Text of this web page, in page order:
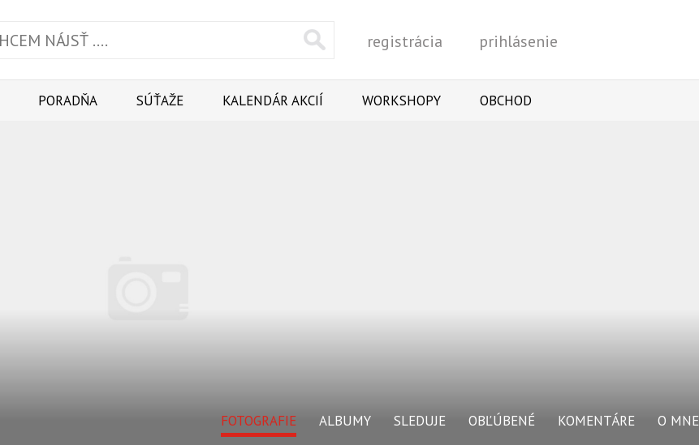
Vyhľadať
registrácia prihlásenie
PORADŇA SÚŤAŽE KALENDÁR AKCIÍ WORKSHOPY OBCHOD
FOTOGRAFIE ALBUMY SLEDUJE OBĽÚBENÉ KOMENTÁRE O MNE